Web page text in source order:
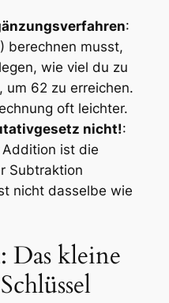
:
berechnen musst,
wie viel du zu
um 62 zu erreichen.
oft leichter.
nicht!:
ist die
Subtraktion
nicht dasselbe wie
kleine